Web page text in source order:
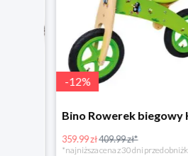
12%
359.99 zł409.99 zł*
*najniższa cena z 30 dni przed obniżką